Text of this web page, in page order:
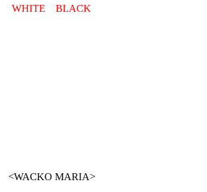
WHITE BLACK
<WACKO MARIA>